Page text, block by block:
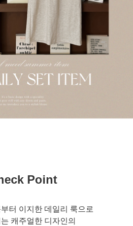
Point
터 이지한 데일리 룩으로
캐주얼한 디자인의